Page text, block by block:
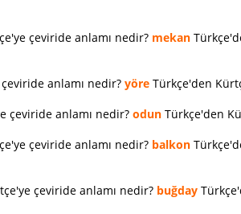
çeviride anlamı nedir? mekan
anlamı nedir? yöre Türkçe'den
çeviride anlamı nedir? odun Türkçe'den
çeviride anlamı nedir? balkon
çeviride anlamı nedir? buğday